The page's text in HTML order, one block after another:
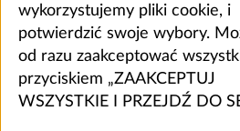
wykorzystujemy pliki cookie, i
potwierdzić swoje wybory.
od razu zaakceptować
przyciskiem „ZAAKCEPTUJ
WSZYSTKIE I PRZEJDŹ DO